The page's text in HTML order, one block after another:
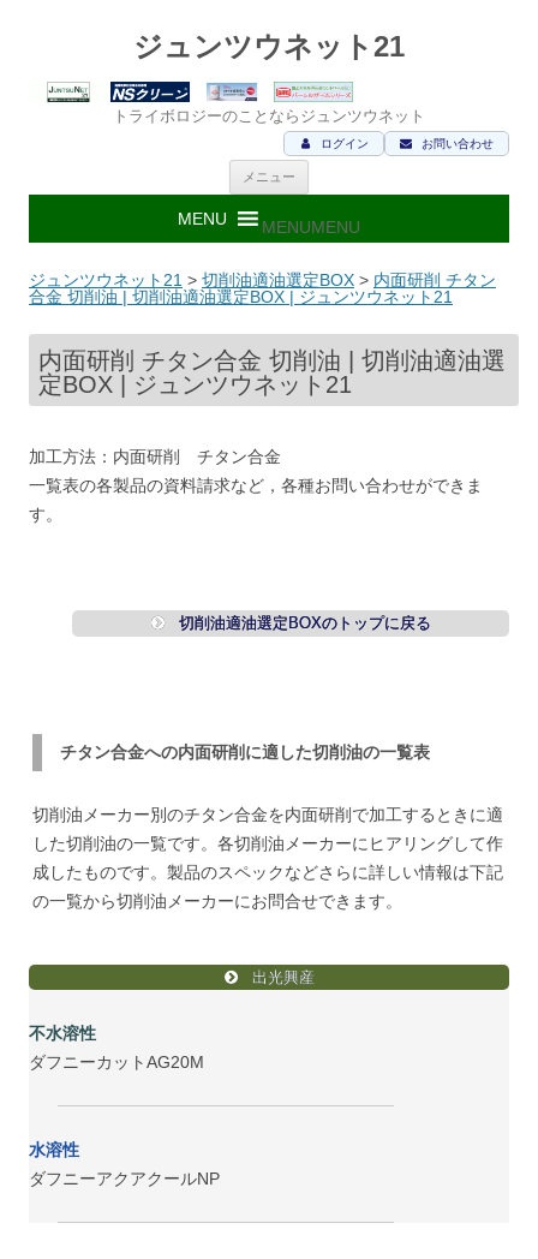
ジュンツウネット21
トライボロジーのことならジュンツウネット
お問い合わせ
ログイン
メニュー
ン
ツ
ス
キ
ッ
MENUMENU
ジュンツウネット21 > 切削油適油選定BOX > 内面研削 チタン
合金 切削油 | 切削油適油選定BOX | ジュンツウネット21
内面研削 チタン合金 切削油 | 切削油適油選
定BOX | ジュンツウネット21
加工方法：内面研削 チタン合金
一覧表の各製品の資料請求など，各種お問い合わせができま
す。
切削油適油選定BOXのトップに戻る
チタン合金への内面研削に適した切削油の一覧表
切削油メーカー別のチタン合金を内面研削で加工するときに適
した切削油の一覧です。各切削油メーカーにヒアリングして作
成したものです。製品のスペックなどさらに詳しい情報は下記
の一覧から切削油メーカーにお問合せできます。
出光興産
不水溶性
ダフニーカットAG20M
水溶性
ダフニーアクアクールNP